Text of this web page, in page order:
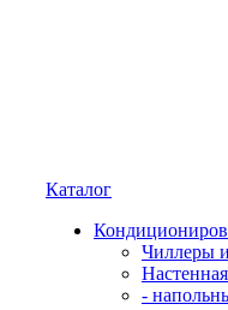
Каталог
Чиллеры
-